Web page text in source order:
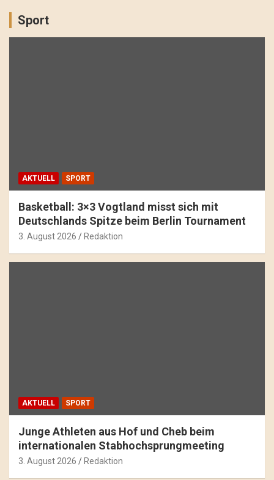
Sport
AKTUELL SPORT
Basketball: 3×3 Vogtland misst sich mit
Deutschlands Spitze beim Berlin Tournament
3. August 2026 Redaktion
AKTUELL SPORT
Junge Athleten aus Hof und Cheb beim
internationalen Stabhochsprungmeeting
3. August 2026 Redaktion